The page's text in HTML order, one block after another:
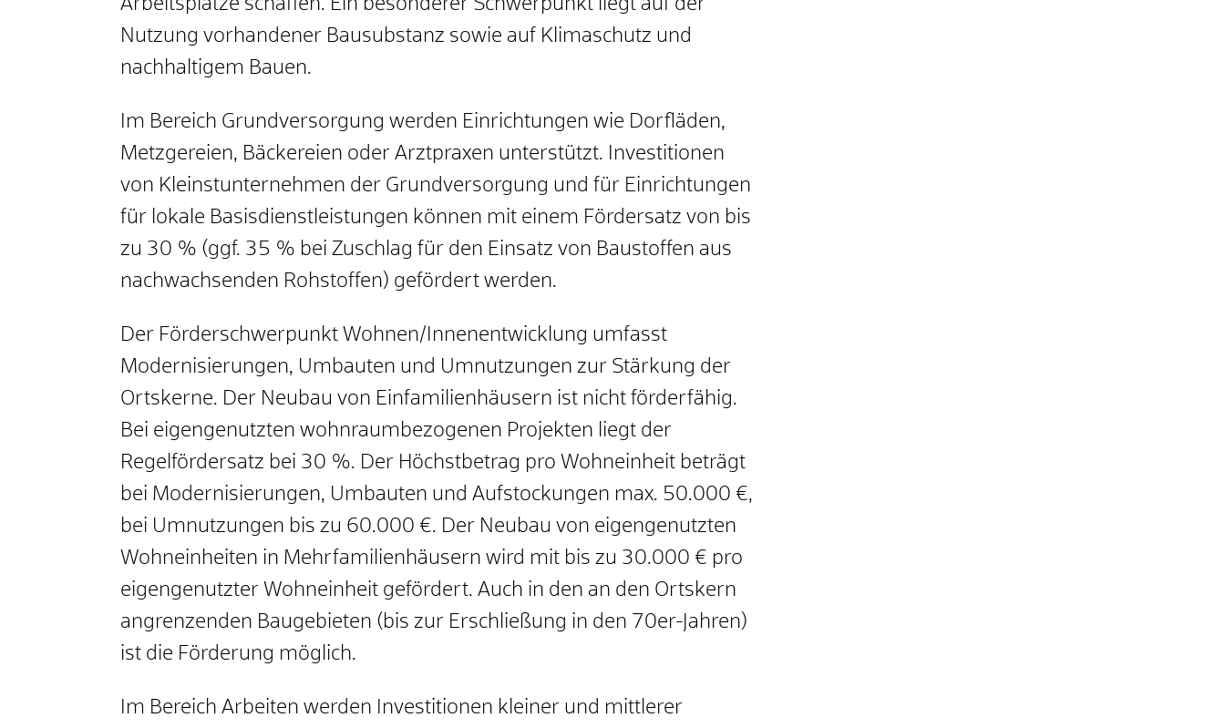
Arbeitsplätze schaffen. Ein besonderer Schwerpunkt liegt auf der
Nutzung vorhandener Bausubstanz sowie auf Klimaschutz und
nachhaltigem Bauen.
Im Bereich Grundversorgung werden Einrichtungen wie Dorfläden,
Metzgereien, Bäckereien oder Arztpraxen unterstützt. Investitionen
von Kleinstunternehmen der Grundversorgung und für Einrichtungen
für lokale Basisdienstleistungen können mit einem Fördersatz von bis
zu 30 % (ggf. 35 % bei Zuschlag für den Einsatz von Baustoffen aus
nachwachsenden Rohstoffen) gefördert werden.
Der Förderschwerpunkt Wohnen/Innenentwicklung umfasst
Modernisierungen, Umbauten und Umnutzungen zur Stärkung der
Ortskerne. Der Neubau von Einfamilienhäusern ist nicht förderfähig.
Bei eigengenutzten wohnraumbezogenen Projekten liegt der
Regelfördersatz bei 30 %. Der Höchstbetrag pro Wohneinheit beträgt
bei Modernisierungen, Umbauten und Aufstockungen max. 50.000 €,
bei Umnutzungen bis zu 60.000 €. Der Neubau von eigengenutzten
Wohneinheiten in Mehrfamilienhäusern wird mit bis zu 30.000 € pro
eigengenutzter Wohneinheit gefördert. Auch in den an den Ortskern
angrenzenden Baugebieten (bis zur Erschließung in den 70er-Jahren)
ist die Förderung möglich.
Im Bereich Arbeiten werden Investitionen kleiner und mittlerer